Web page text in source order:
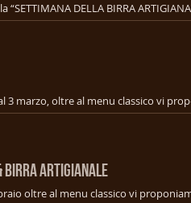
BIRRA ARTIGIANALE